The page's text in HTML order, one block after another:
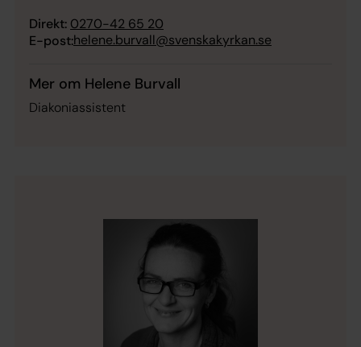
Direkt: 0270-42 65 20
E-post:helene.burvall@svenskakyrkan.se
Mer om Helene Burvall
Diakoniassistent